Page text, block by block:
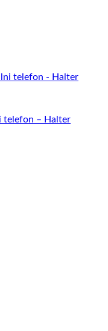
telefon – Halter